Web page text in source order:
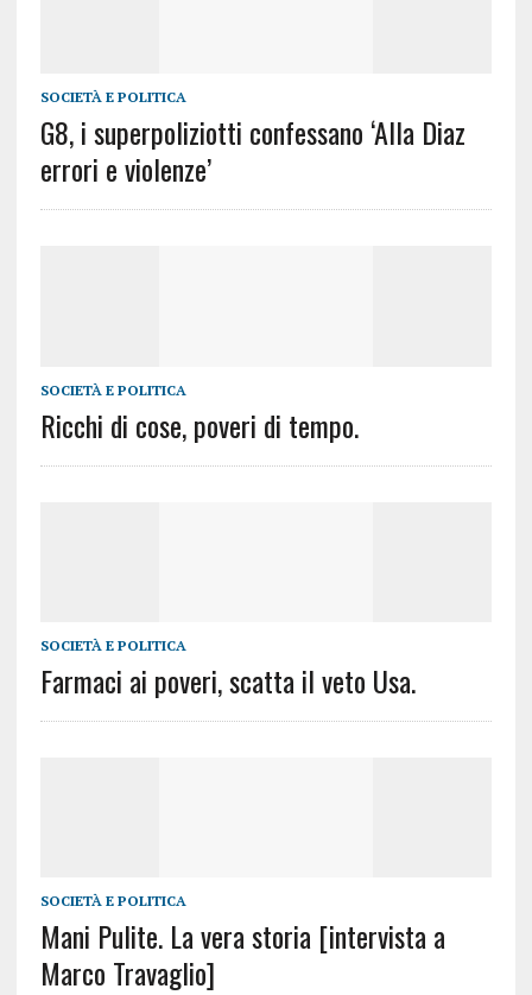
SOCIETÀ E POLITICA
G8, i superpoliziotti confessano ‘Alla Diaz
errori e violenze’
SOCIETÀ E POLITICA
Ricchi di cose, poveri di tempo.
SOCIETÀ E POLITICA
Farmaci ai poveri, scatta il veto Usa.
SOCIETÀ E POLITICA
Mani Pulite. La vera storia [intervista a
Marco Travaglio]